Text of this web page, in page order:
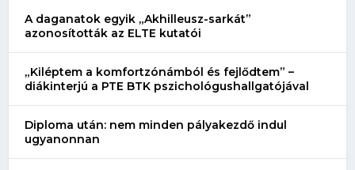
A daganatok egyik „Akhilleusz-sarkát”
azonosították az ELTE kutatói
„Kiléptem a komfortzónámból és fejlődtem” –
diákinterjú a PTE BTK pszichológushallgatójával
Diploma után: nem minden pályakezdő indul
ugyanonnan